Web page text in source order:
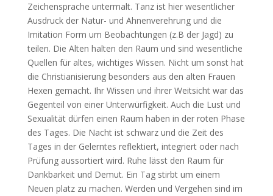
Zeichensprache untermalt. Tanz ist hier wesentlicher
Ausdruck der Natur- und Ahnenverehrung und die
Imitation Form um Beobachtungen (z.B der Jagd) zu
teilen. Die Alten halten den Raum und sind wesentliche
Quellen für altes, wichtiges Wissen. Nicht um sonst hat
die Christianisierung besonders aus den alten Frauen
Hexen gemacht. Ihr Wissen und ihrer Weitsicht war das
Gegenteil von einer Unterwürfigkeit. Auch die Lust und
Sexualität dürfen einen Raum haben in der roten Phase
des Tages. Die Nacht ist schwarz und die Zeit des
Tages in der Gelerntes reflektiert, integriert oder nach
Prüfung aussortiert wird. Ruhe lässt den Raum für
Dankbarkeit und Demut. Ein Tag stirbt um einem
Neuen platz zu machen. Werden und Vergehen sind im